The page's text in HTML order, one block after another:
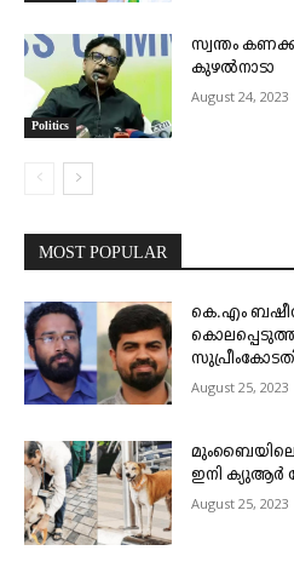
Politics
സ്വന്തം
കുഴൽനാടാ
August 24, 2023
MOST POPULAR
കെ.എം
August 25, 2023
ഇനി
August 25, 2023